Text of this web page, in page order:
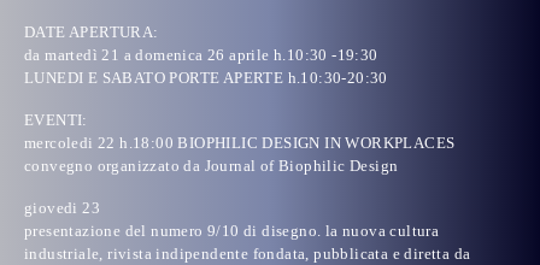
DATE APERTURA:
da martedì 21 a domenica 26 aprile h.10:30 -19:30
LUNEDI E SABATO PORTE APERTE h.10:30-20:30
EVENTI:
mercoledi 22 h.18:00 BIOPHILIC DESIGN IN WORKPLACES
convegno organizzato da Journal of Biophilic Design
giovedi 23
presentazione del numero 9/10 didisegno. la nuova cultura
industriale, rivista indipendente fondata, pubblicata e diretta da